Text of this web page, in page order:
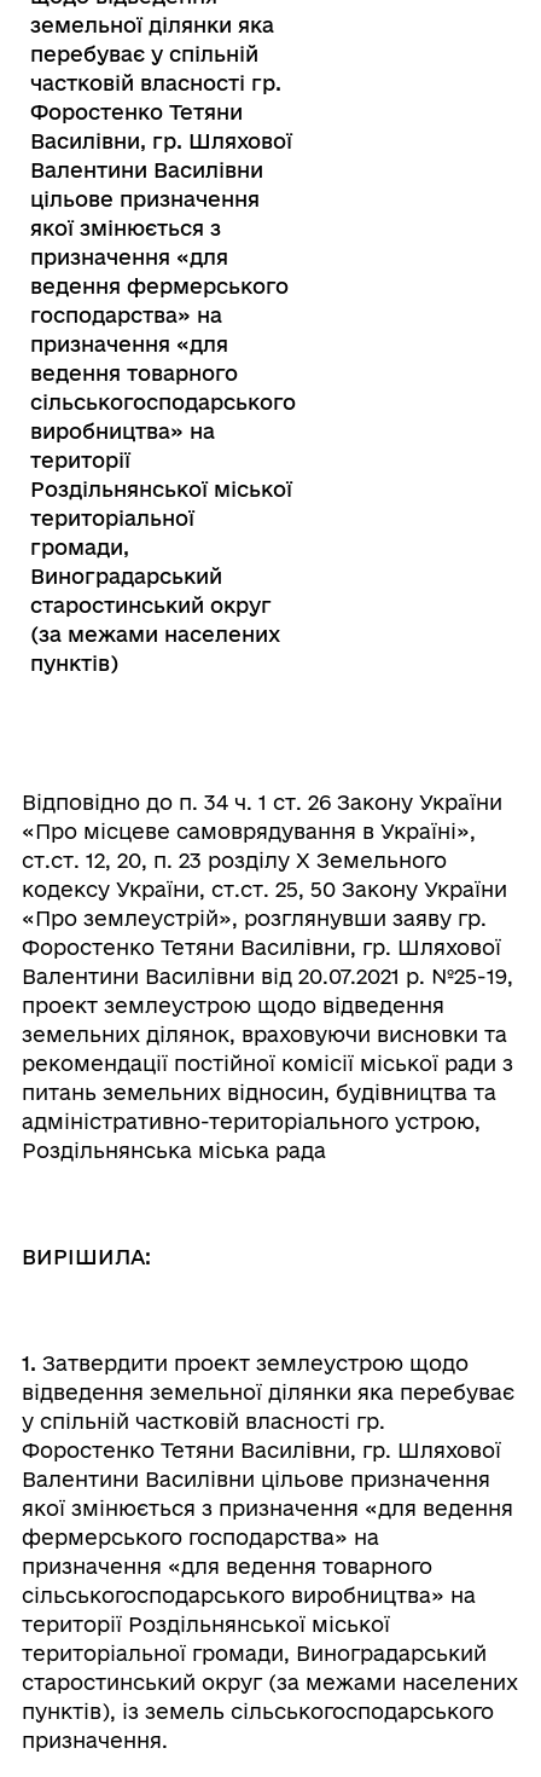
земельної ділянки яка
перебуває у спільній
частковій власності гр.
Форостенко Тетяни
Василівни, гр. Шляхової
Валентини Василівни
цільове призначення
якої змінюється з
призначення «для
ведення фермерського
господарства» на
призначення «для
ведення товарного
сільськогосподарського
виробництва» на
території
Роздільнянської міської
територіальної
громади,
Виноградарський
старостинський округ
(за межами населених
пунктів)
Відповідно до п. 34 ч. 1 ст. 26 Закону України
«Про місцеве самоврядування в Україні»,
ст.ст. 12, 20, п. 23 розділу Х Земельного
кодексу України, ст.ст. 25, 50 Закону України
«Про землеустрій», розглянувши заяву гр.
Форостенко Тетяни Василівни, гр. Шляхової
Валентини Василівни від 20.07.2021 р. №25-19,
проект землеустрою щодо відведення
земельних ділянок, враховуючи висновки та
рекомендації постійної комісії міської ради з
питань земельних відносин, будівництва та
адміністративно-територіального устрою,
Роздільнянська міська рада
ВИРІШИЛА:
1. Затвердити проект землеустрою щодо
відведення земельної ділянки яка перебуває
у спільній частковій власності гр.
Форостенко Тетяни Василівни, гр. Шляхової
Валентини Василівни цільове призначення
якої змінюється з призначення «для ведення
фермерського господарства» на
призначення «для ведення товарного
сільськогосподарського виробництва» на
території Роздільнянської міської
територіальної громади, Виноградарський
старостинський округ (за межами населених
пунктів), із земель сільськогосподарського
призначення.